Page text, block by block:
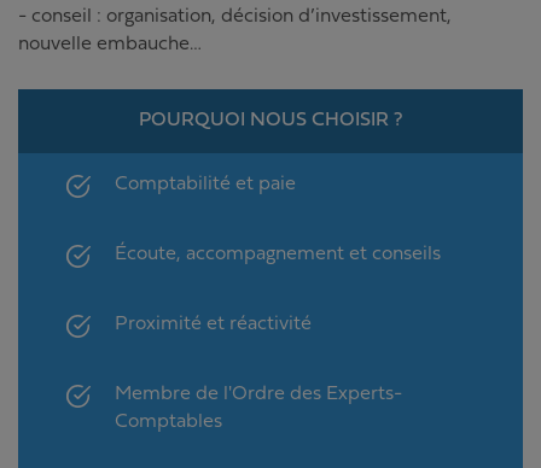
- conseil : organisation, décision d’investissement,
nouvelle embauche…
POURQUOI NOUS CHOISIR ?
Comptabilité et paie
Écoute, accompagnement et conseils
Proximité et réactivité
Membre de l'Ordre des Experts-
Comptables